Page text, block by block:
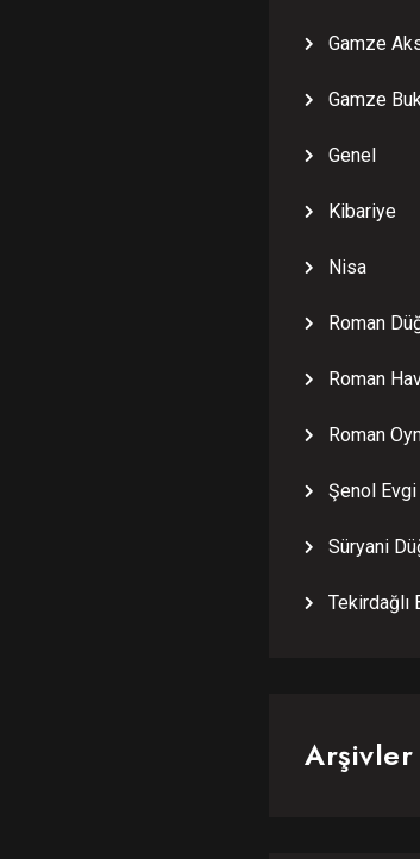
Gamze
Gamze
Genel
Kibariye
Nisa
Roman
Roman
Roman
Şenol Evgi
Süryani
Tekirdağlı
Arşivler